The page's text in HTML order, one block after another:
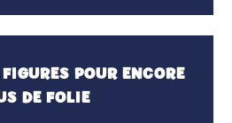
POUR ENCORE
DE FOLIE